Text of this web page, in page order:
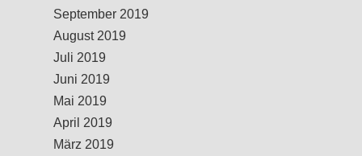
September 2019
August 2019
Juli 2019
Juni 2019
Mai 2019
April 2019
März 2019